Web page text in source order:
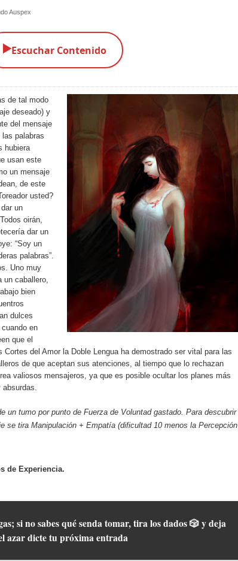
Auspex
▶️Escuchar Contenido
de tal modo
deseado) y
del mensaje
palabras
hubiera
usan este
un mensaje
de este
usted?
un
oirán,
dar un
“Soy un
palabras”.
Uno muy
un caballero,
bien
dulces
en
que el
del Amor la Doble Lengua ha demostrado ser vital para las
de que aceptan sus atenciones, al tiempo que lo rechazan
valiosos mensajeros, ya que es posible ocultar los planes más
un tumo por punto de Fuerza de Voluntad gastado. Para descubrir
se tira Manipulación + Empatía (dificultad 10 menos la Percepción
de Experiencia.
si no sabes qué senda tomar, tira los dados 🎲 y deja
azar dicte tu próxima entrada